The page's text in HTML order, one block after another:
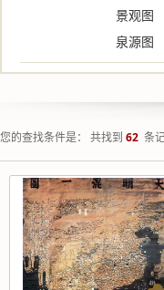
景观图
泉源图
您的查找条件是： 共找到 62 条